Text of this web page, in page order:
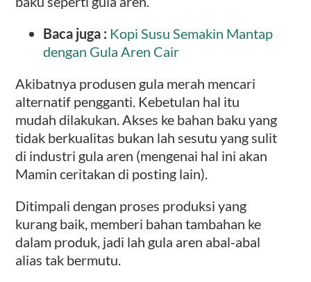
Baca juga : Kopi Susu Semakin Mantap
dengan Gula Aren Cair
Akibatnya produsen gula merah mencari
alternatif pengganti. Kebetulan hal itu
mudah dilakukan. Akses ke bahan baku yang
tidak berkualitas bukan lah sesutu yang sulit
di industri gula aren (mengenai hal ini akan
Mamin ceritakan di posting lain).
Ditimpali dengan proses produksi yang
kurang baik, memberi bahan tambahan ke
dalam produk, jadi lah gula aren abal-abal
alias tak bermutu.